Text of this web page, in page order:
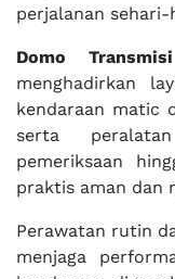
perjalanan sehari-
Domo Transmisi
menghadirkan
kendaraan matic
serta
pemeriksaan
praktis aman dan
Perawatan rutin
menjaga